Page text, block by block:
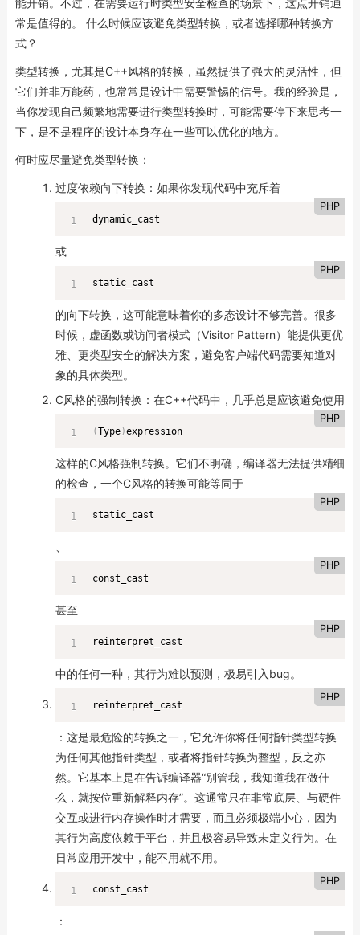
能开销。不过，在需要运行时类型安全检查的场景下，这点开销通
常是值得的。 什么时候应该避免类型转换，或者选择哪种转换方
式？
类型转换，尤其是C++风格的转换，虽然提供了强大的灵活性，但
它们并非万能药，也常常是设计中需要警惕的信号。我的经验是，
当你发现自己频繁地需要进行类型转换时，可能需要停下来思考一
下，是不是程序的设计本身存在一些可以优化的地方。
何时应尽量避免类型转换：
过度依赖向下转换：如果你发现代码中充斥着
PHP
dynamic_cast
或
PHP
static_cast
的向下转换，这可能意味着你的多态设计不够完善。很多
时候，虚函数或访问者模式（Visitor Pattern）能提供更优
雅、更类型安全的解决方案，避免客户端代码需要知道对
象的具体类型。
C风格的强制转换：在C++代码中，几乎总是应该避免使用
PHP
(Type)expression
这样的C风格强制转换。它们不明确，编译器无法提供精细
的检查，一个C风格的转换可能等同于
PHP
static_cast
PHP
const_cast
甚至
PHP
reinterpret_cast
中的任何一种，其行为难以预测，极易引入bug。
PHP
reinterpret_cast
：这是最危险的转换之一，它允许你将任何指针类型转换
为任何其他指针类型，或者将指针转换为整型，反之亦
然。它基本上是在告诉编译器“别管我，我知道我在做什
么，就按位重新解释内存”。这通常只在非常底层、与硬件
交互或进行内存操作时才需要，而且必须极端小心，因为
其行为高度依赖于平台，并且极容易导致未定义行为。在
日常应用开发中，能不用就不用。
PHP
const_cast
：